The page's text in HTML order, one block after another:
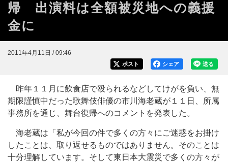
帰 出演料は全額被災地への義援
金に
2011年4月11日 / 09:46
送る
シェア
ポスト
昨年１１月に飲食店で殴られるなどしてけがを負い、無
期限謹慎中だった歌舞伎俳優の市川海老蔵が１１日、所属
事務所を通じ、舞台復帰へのコメントを発表した。
海老蔵は「私が今回の件で多くの方々にご迷惑をお掛け
したことは、取り返せるものではありません。そのことは
十分理解しています。そして東日本大震災で多くの方々が